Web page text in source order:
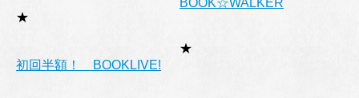
★
BOOK☆WALKER
★
初回半額！ BOOKLIVE!